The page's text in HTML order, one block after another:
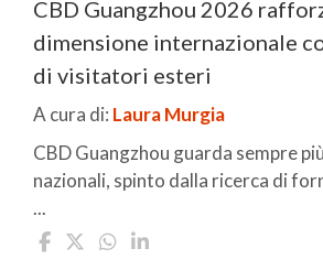
CBD Guangzhou 2026
dimensione internazionale
di visitatori esteri
A cura di: Laura Murgia
CBD Guangzhou guarda sempre
nazionali, spinto dalla ricerca di
...